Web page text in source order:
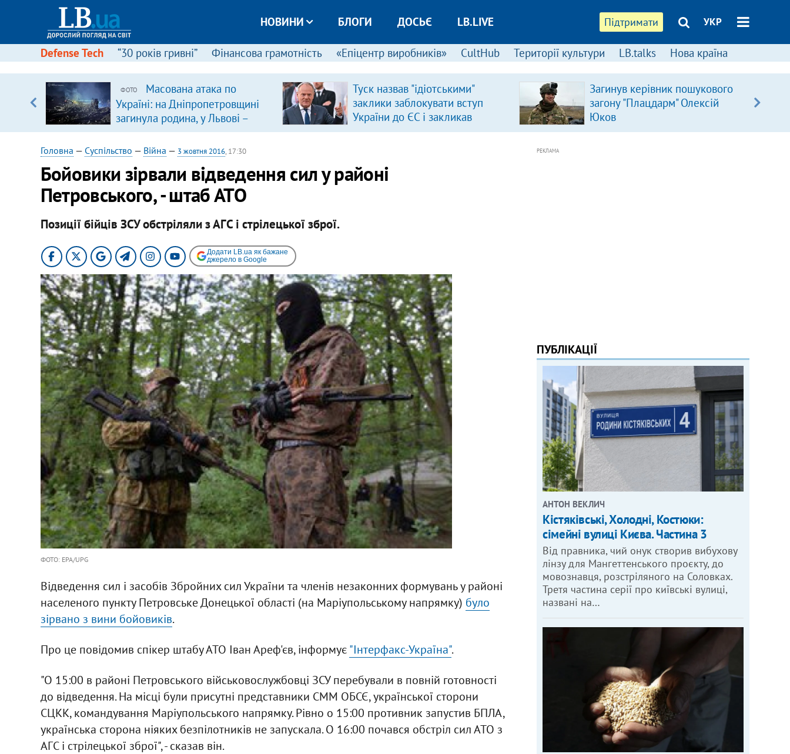
Підтримати УКР
НОВИНИ БЛОГИ ДОСЬЄ LB.LIVE
Defense Tech “30 років гривні” Фінансова грамотність «Епіцентр виробників» CultHub Території культури LB.talks Нова країна
ФОТО
Масована атака по
Україні: на Дніпропетровщині
загинула родина, у Львові –
удар по багатоповерхівках
(доповнюється)
Туск назвав "ідіотськими"
заклики заблокувати вступ
України до ЄС і закликав
припинити антиукраїнську
Загинув керівник пошукового
загону "Плацдарм" Олексій
Юков
Головна — Суспільство — Війна — 3 жовтня 2016, 17:30
Бойовики зірвали відведення сил у районі
Петровського, - штаб АТО
Позиції бійців ЗСУ обстріляли з АГС і стрілецької зброї.
Додати LB.ua як бажане
джерело в Google
ФОТО: EPA/UPG
Відведення сил і засобів Збройних сил України та членів незаконних формувань у районі
населеного пункту Петровське Донецької області (на Маріупольському напрямку) було
зірвано з вини бойовиків.
Про це повідомив спікер штабу АТО Іван Ареф'єв, інформує"Інтерфакс-Україна".
"О 15:00 в районі Петровського військовослужбовці ЗСУ перебували в повній готовності
до відведення. На місці були присутні представники СММ ОБСЄ, української сторони
СЦКК, командування Маріупольського напрямку. Рівно о 15:00 противник запустив БПЛА,
українська сторона ніяких безпілотників не запускала. О 16:00 почався обстріл сил АТО з
АГС і стрілецької зброї", - сказав він.
РЕКЛАМА
ПУБЛІКАЦІЇ
АНТОН ВЕКЛИЧ
Кістяківські, Холодні, Костюки:
сімейні вулиці Києва. Частина 3
Від правника, чий онук створив вибухову
лінзу для Мангеттенського проєкту, до
мовознавця, розстріляного на Соловках.
Третя частина серії про київські вулиці,
названі на…